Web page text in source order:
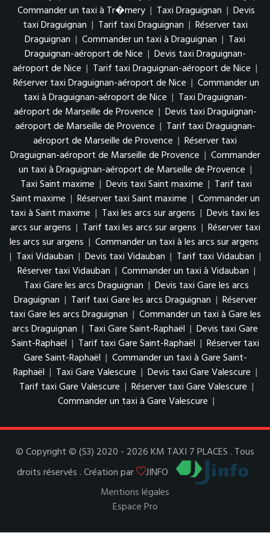
Commander un taxi à Tr�mery | Taxi Draguignan | Devis
taxi Draguignan | Tarif taxi Draguignan | Réserver taxi
Draguignan | Commander un taxi à Draguignan | Taxi
Draguignan-aéroport de Nice | Devis taxi Draguignan-
aéroport de Nice | Tarif taxi Draguignan-aéroport de Nice |
Réserver taxi Draguignan-aéroport de Nice | Commander un
taxi à Draguignan-aéroport de Nice | Taxi Draguignan-
aéroport de Marseille de Provence | Devis taxi Draguignan-
aéroport de Marseille de Provence | Tarif taxi Draguignan-
aéroport de Marseille de Provence | Réserver taxi
Draguignan-aéroport de Marseille de Provence | Commander
un taxi à Draguignan-aéroport de Marseille de Provence |
Taxi Saint maxime | Devis taxi Saint maxime | Tarif taxi
Saint maxime | Réserver taxi Saint maxime | Commander un
taxi à Saint maxime | Taxi les arcs sur argens | Devis taxi les
arcs sur argens | Tarif taxi les arcs sur argens | Réserver taxi
les arcs sur argens | Commander un taxi à les arcs sur argens
| Taxi Vidauban | Devis taxi Vidauban | Tarif taxi Vidauban |
Réserver taxi Vidauban | Commander un taxi à Vidauban |
Taxi Gare les arcs Draguignan | Devis taxi Gare les arcs
Draguignan | Tarif taxi Gare les arcs Draguignan | Réserver
taxi Gare les arcs Draguignan | Commander un taxi à Gare les
arcs Draguignan | Taxi Gare Saint-Raphaël | Devis taxi Gare
Saint-Raphaël | Tarif taxi Gare Saint-Raphaël | Réserver taxi
Gare Saint-Raphaël | Commander un taxi à Gare Saint-
Raphaël | Taxi Gare Valescure | Devis taxi Gare Valescure |
Tarif taxi Gare Valescure | Réserver taxi Gare Valescure |
Commander un taxi à Gare Valescure |
© Copyright © (S3) 2020 - 2026 KM TAXI 7 PLACES . Tous
droits réservés . Création par
JINFO
Mentions légales
Espace Pro